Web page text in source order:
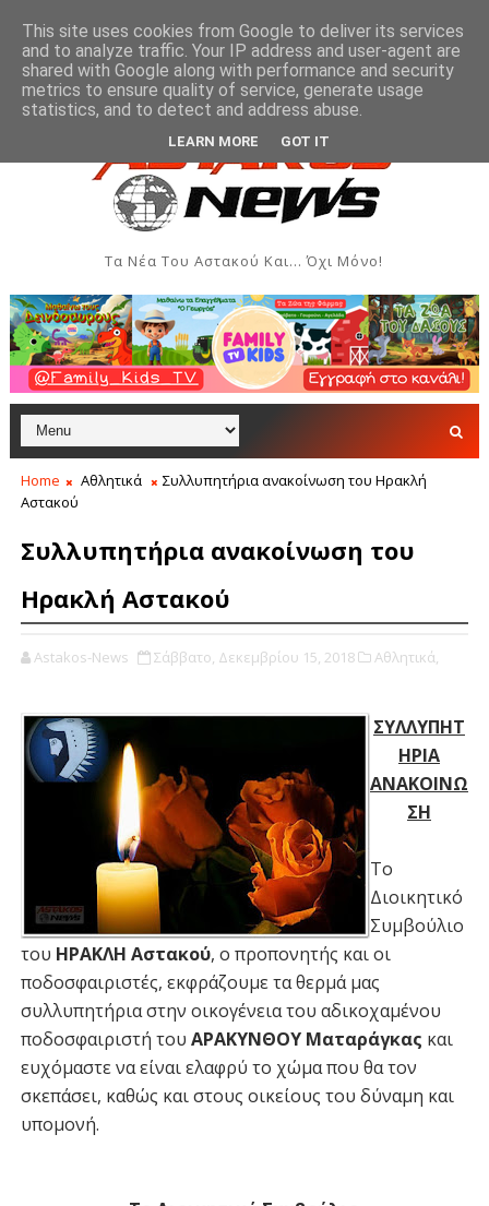
Ιονίου ΞΗΡΌΜΕΡΟ Μύτικας: Χρηματική συνεισφορά
Τα Νέα Του Αστακού Και... Όχι Μόνο!
Home Αθλητικά
Συλλυπητήρια ανακοίνωση του Ηρακλή
Αστακού
Συλλυπητήρια ανακοίνωση του
Ηρακλή Αστακού
Astakos-News Σάββατο, Δεκεμβρίου 15, 2018 Αθλητικά,
ΣΥΛΛΥΠΗΤ
ΗΡΙΑ
ΑΝΑΚΟΙΝΩ
ΣΗ
Το
Διοικητικό
Συμβούλιο
του ΗΡΑΚΛΗ Αστακού, ο προπονητής και οι
ποδοσφαιριστές, εκφράζουμε τα θερμά μας
συλλυπητήρια στην οικογένεια του αδικοχαμένου
ποδοσφαιριστή του ΑΡΑΚΥΝΘΟΥ Ματαράγκας και
ευχόμαστε να είναι ελαφρύ το χώμα που θα τον
σκεπάσει, καθώς και στους οικείους του δύναμη και
υπομονή.
This site uses cookies from Google to deliver its services
and to analyze traffic. Your IP address and user-agent are
shared with Google along with performance and security
metrics to ensure quality of service, generate usage
statistics, and to detect and address abuse.
LEARN MORE GOT IT